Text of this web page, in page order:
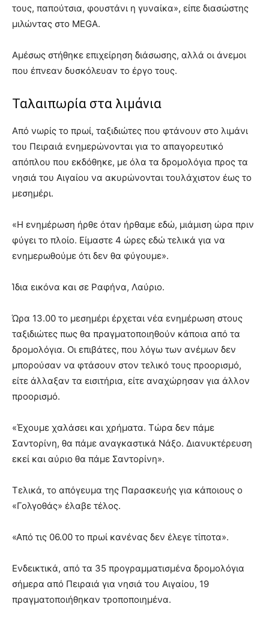
τους, παπούτσια, φουστάνι η γυναίκα», είπε διασώστης
μιλώντας στο MEGA.
Αμέσως στήθηκε επιχείρηση διάσωσης, αλλά οι άνεμοι
που έπνεαν δυσκόλευαν το έργο τους.
Ταλαιπωρία στα λιμάνια
Από νωρίς το πρωί, ταξιδιώτες που φτάνουν στο λιμάνι
του Πειραιά ενημερώνονται για το απαγορευτικό
απόπλου που εκδόθηκε, με όλα τα δρομολόγια προς τα
νησιά του Αιγαίου να ακυρώνονται τουλάχιστον έως το
μεσημέρι.
«Η ενημέρωση ήρθε όταν ήρθαμε εδώ, μιάμιση ώρα πριν
φύγει το πλοίο. Είμαστε 4 ώρες εδώ τελικά για να
ενημερωθούμε ότι δεν θα φύγουμε».
Ίδια εικόνα και σε Ραφήνα, Λαύριο.
Ώρα 13.00 το μεσημέρι έρχεται νέα ενημέρωση στους
ταξιδιώτες πως θα πραγματοποιηθούν κάποια από τα
δρομολόγια. Οι επιβάτες, που λόγω των ανέμων δεν
μπορούσαν να φτάσουν στον τελικό τους προορισμό,
είτε άλλαξαν τα εισιτήρια, είτε αναχώρησαν για άλλον
προορισμό.
«Έχουμε χαλάσει και χρήματα. Τώρα δεν πάμε
Σαντορίνη, θα πάμε αναγκαστικά Νάξο. Διανυκτέρευση
εκεί και αύριο θα πάμε Σαντορίνη».
Τελικά, το απόγευμα της Παρασκευής για κάποιους ο
«Γολγοθάς» έλαβε τέλος.
«Από τις 06.00 το πρωί κανένας δεν έλεγε τίποτα».
Ενδεικτικά, από τα 35 προγραμματισμένα δρομολόγια
σήμερα από Πειραιά για νησιά του Αιγαίου, 19
πραγματοποιήθηκαν τροποποιημένα.